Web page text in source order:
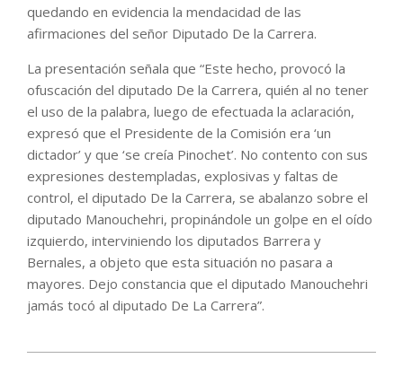
quedando en evidencia la mendacidad de las
afirmaciones del señor Diputado De la Carrera.
La presentación señala que “Este hecho, provocó la
ofuscación del diputado De la Carrera, quién al no tener
el uso de la palabra, luego de efectuada la aclaración,
expresó que el Presidente de la Comisión era ‘un
dictador’ y que ‘se creía Pinochet’. No contento con sus
expresiones destempladas, explosivas y faltas de
control, el diputado De la Carrera, se abalanzo sobre el
diputado Manouchehri, propinándole un golpe en el oído
izquierdo, interviniendo los diputados Barrera y
Bernales, a objeto que esta situación no pasara a
mayores. Dejo constancia que el diputado Manouchehri
jamás tocó al diputado De La Carrera”.